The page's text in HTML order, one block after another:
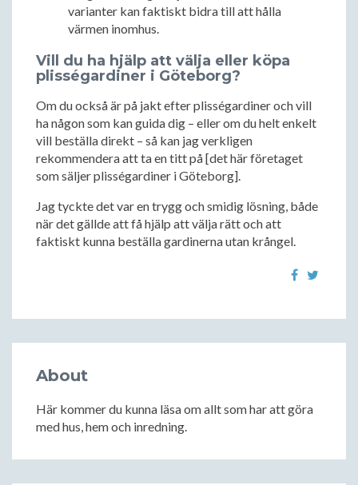
varianter kan faktiskt bidra till att hålla
värmen inomhus.
Vill du ha hjälp att välja eller köpa
plisségardiner i Göteborg?
Om du också är på jakt efter plisségardiner och vill
ha någon som kan guida dig – eller om du helt enkelt
vill beställa direkt – så kan jag verkligen
rekommendera att ta en titt på [det här företaget
som säljer plisségardiner i Göteborg].
Jag tyckte det var en trygg och smidig lösning, både
när det gällde att få hjälp att välja rätt och att
faktiskt kunna beställa gardinerna utan krångel.
About
Här kommer du kunna läsa om allt som har att göra
med hus, hem och inredning.